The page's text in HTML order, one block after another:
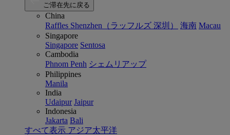
ご滞在先に戻る
China
Raffles Shenzhen（ラッフルズ 深圳）
海南 Macau
Singapore
Singapore Sentosa
Cambodia
Phnom Penh シェムリアップ
Philippines
Manila
India
Udaipur Jaipur
Indonesia
Jakarta Bali
すべて表示 アジア太平洋